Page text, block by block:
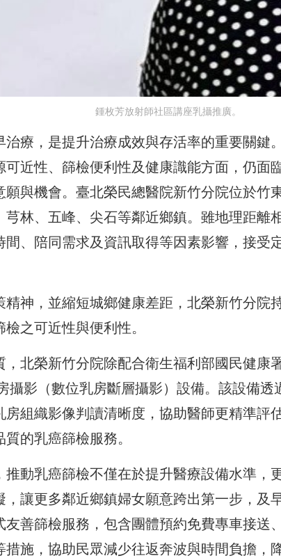
鍾枚芳放射師社區講座乳攝推廣。
治療，是提升治療成效與存活率的重要關鍵
可近性、篩檢便利性及健康識能方面，仍面
願與機會。臺北榮民總醫院新竹分院位於竹
芎林、五峰、尖石等鄰近鄉鎮。雖地理距離
間、陪同需求及資訊取得等因素影響，接受
精神，並縮短城鄉健康差距，北榮新竹分院
之可近性與便利性。
，北榮新竹分院除配合衛生福利部國民健康
攝影（數位乳房斷層攝影）設備。該設備透
房組織影像判讀清晰度，協助醫師更精準評
的乳癌篩檢服務。
推動乳癌篩檢不僅在於提升醫療設備水準，
，讓更多鄰近鄉鎮婦女願意跨出第一步，及
友善篩檢服務，包含團體預約免費專車接送
施，協助民眾減少往返奔波與時間負擔，